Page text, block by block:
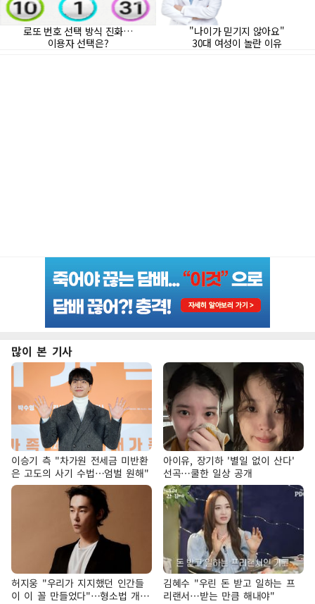
많이 본 기사
이승기 측 "차가원 전세금 미반환
은 고도의 사기 수법…엄벌 원해"
아이유, 장기하 '별일 없이 산다'
선곡…쿨한 일상 공개
허지웅 "우리가 지지했던 인간들
이 이 꼴 만들었다"…형소법 개정
김혜수 "우린 돈 받고 일하는 프
리랜서…받는 만큼 해내야"